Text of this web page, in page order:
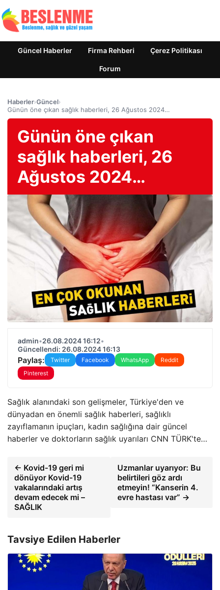
Güncel Haberler Firma Rehberi Çerez Politikası
Forum
Haberler›Güncel›
Günün öne çıkan sağlık haberleri, 26 Ağustos 2024…
Günün öne çıkan
sağlık haberleri, 26
Ağustos 2024…
admin•26.08.2024 16:12•
Güncellendi: 26.08.2024 16:13
Paylaş: Twitter Facebook WhatsApp
Reddit
Pinterest
Sağlık alanındaki son gelişmeler, Türkiye'den ve
dünyadan en önemli sağlık haberleri, sağlıklı
zayıflamanın ipuçları, kadın sağlığına dair güncel
haberler ve doktorların sağlık uyarıları CNN TÜRK'te…
← Kovid-19 geri mi
dönüyor Kovid-19
vakalarındaki artış
devam edecek mi –
SAĞLIK
Uzmanlar uyarıyor: Bu
belirtileri göz ardı
etmeyin! “Kanserin 4.
evre hastası var” →
Tavsiye Edilen Haberler